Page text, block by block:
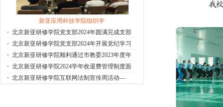
新亚应用科技学院组织学
· 北京新亚研修学院党支部2024年圆满完成支部
· 北京新亚研修学院党支部2024年开展党纪学习
· 北京新亚研修学院顺利通过市教委2023年度年
· 北京新亚研修学院2024学年收退费管理制度面
· 北京新亚研修学院互联网法制宣传周活动—